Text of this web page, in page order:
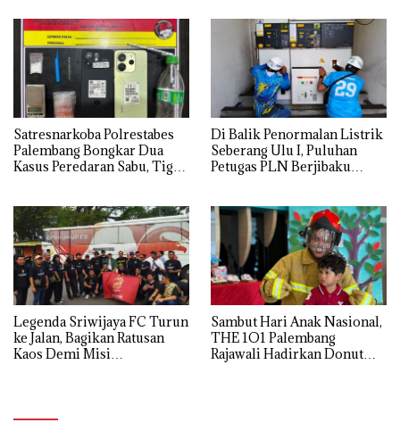
Kreatif
Satresnarkoba Polrestabes
Palembang Bongkar Dua
Kasus Peredaran Sabu, Tiga
Di Balik Penormalan Listrik
Seberang Ulu I, Puluhan
Petugas PLN Berjibaku
Legenda Sriwijaya FC Turun
ke Jalan, Bagikan Ratusan
Kaos Demi Misi
Sambut Hari Anak Nasional,
THE 1O1 Palembang
Rajawali Hadirkan Donut